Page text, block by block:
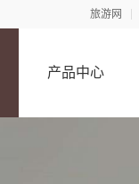
旅游网
产品中心